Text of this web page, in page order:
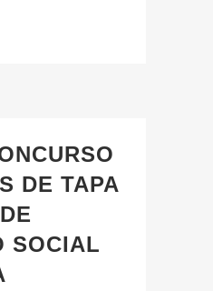
DE TAPA
SOCIAL